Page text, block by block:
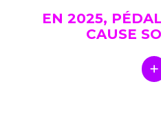
EN 2025,
CAUSE